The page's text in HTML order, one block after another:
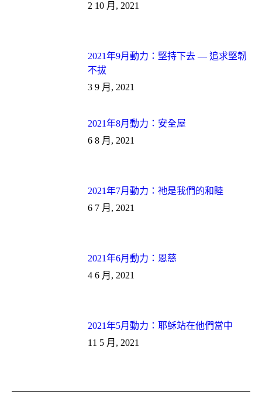
2 10 月, 2021
2021年9月動力：堅持下去 — 追求堅韌
不拔
3 9 月, 2021
2021年8月動力：安全屋
6 8 月, 2021
2021年7月動力：衪是我們的和睦
6 7 月, 2021
2021年6月動力：恩慈
4 6 月, 2021
2021年5月動力：耶穌站在他們當中
11 5 月, 2021